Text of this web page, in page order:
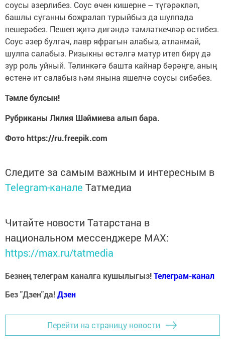
соусы әзерлибез. Соус өчен кишерне – түгәрәкләп,
башлы суган­ны боҗралап турыйбыз да шулпада
пешерәбез. Пешеп җитә дигәндә тәмләткечләр өстибез.
Соус әзер булгач, лавр яфрагын алабыз, атланмай,
шулпа салабыз. Ризыкны өстәлгә матур итеп бирү дә
зур роль уйный. Тәлинкәгә баш­та кайнар бәрәңге, аның
өстенә ит салабыз һәм яны­на яшелчә соусы сибәбез.
Тәмле булсын!
Рубриканы Лилия Шәймиева алып бара.
Фото https://ru.freepik.com
Следите за самым важным и интересным в
Telegram-канале Татмедиа
Читайте новости Татарстана в
национальном мессенджере MАХ:
https://max.ru/tatmedia
Безнең телеграм каналга кушылыгыз!Телеграм-канал
Без "Дзен"да!Дзен
Перейти на страницу новости